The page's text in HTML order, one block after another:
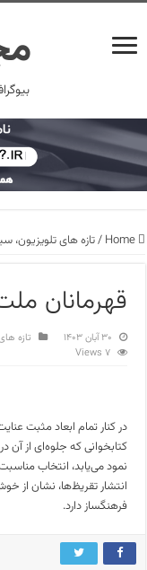
Home
/تازه های تلویزیون،
قهرمانان
۳۰ آبان ۱۴۰۳ تازه
7 Views
در کنار تمام ابعاد مثبت
کتابخوانی که جلوه‌ای از آن
نمود می‌یابد، انتخاب
انتشار تقریظ‌ها، نشان از
فرهنگساز دارد.